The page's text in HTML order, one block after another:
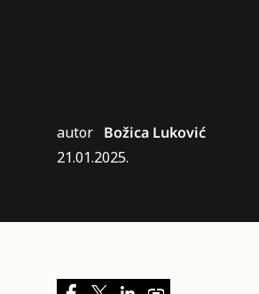
autor Božica Luković
21.01.2025.